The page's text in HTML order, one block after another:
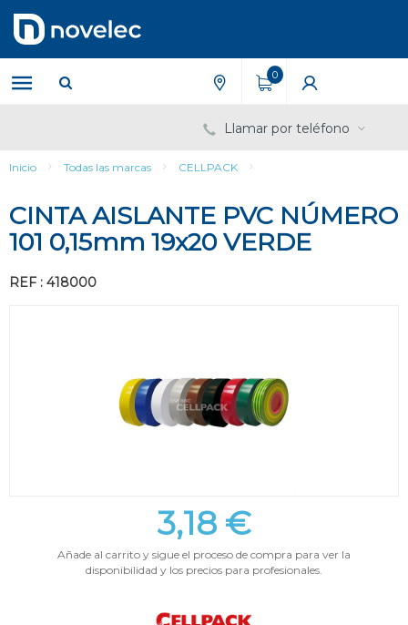
contenido
menú
de
navegación
0
Llamar por teléfono
Inicio Todas las marcas CELLPACK
CINTA AISLANTE PVC NÚMERO
101 0,15mm 19x20 VERDE
REF : 418000
3,18 €
Añade al carrito y sigue el proceso de compra para ver la
disponibilidad y los precios para profesionales.